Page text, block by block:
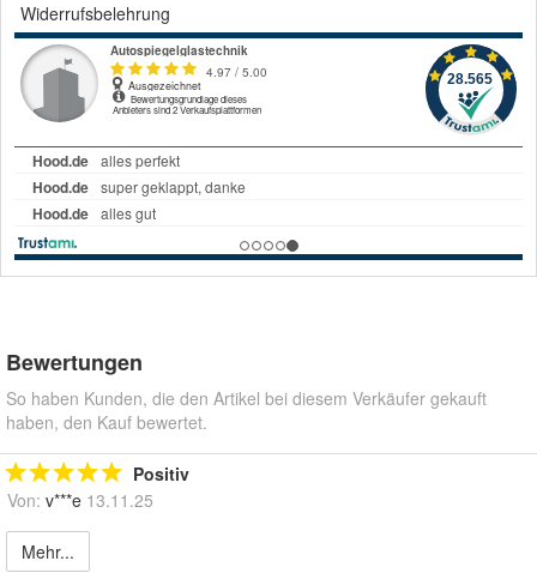
Widerrufsbelehrung
Bewertungen
So haben Kunden, die den Artikel bei diesem Verkäufer gekauft
haben, den Kauf bewertet.
Positiv
Von: v***e 13.11.25
Mehr...